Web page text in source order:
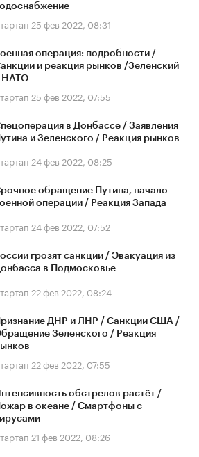
25 фев 2022, 08:31
операция: подробности /
и реакция рынков /Зеленский
НАТО
25 фев 2022, 07:55
в Донбассе / Заявления
и Зеленского / Реакция рынков
24 фев 2022, 08:25
обращение Путина, начало
операции / Реакция Запада
24 фев 2022, 07:52
грозят санкции / Эвакуация из
в Подмосковье
22 фев 2022, 08:24
ДНР и ЛНР / Санкции США /
Зеленского / Реакция
22 фев 2022, 07:55
обстрелов растёт /
в океане / Смартфоны с
21 фев 2022, 08:26